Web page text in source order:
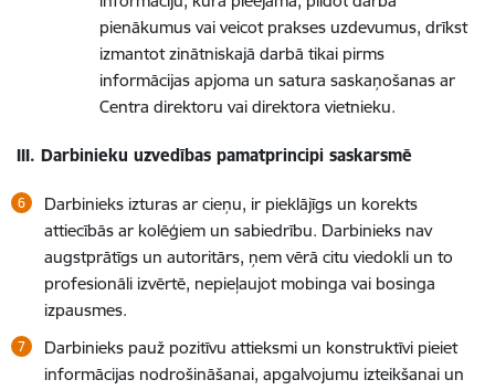
pienākumus vai veicot prakses uzdevumus, drīkst
izmantot zinātniskajā darbā tikai pirms
informācijas apjoma un satura saskaņošanas ar
Centra direktoru vai direktora vietnieku.
III. Darbinieku uzvedības pamatprincipi saskarsmē
Darbinieks izturas ar cieņu, ir pieklājīgs un korekts
attiecībās ar kolēģiem un sabiedrību. Darbinieks nav
augstprātīgs un autoritārs, ņem vērā citu viedokli un to
profesionāli izvērtē, nepieļaujot mobinga vai bosinga
izpausmes.
Darbinieks pauž pozitīvu attieksmi un konstruktīvi pieiet
informācijas nodrošināšanai, apgalvojumu izteikšanai un